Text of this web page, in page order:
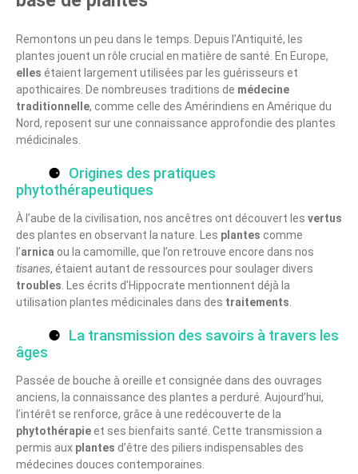
Remontons un peu dans le temps. Depuis l’Antiquité, les
plantes jouent un rôle crucial en matière de santé. En Europe,
elles étaient largement utilisées par les guérisseurs et
apothicaires. De nombreuses traditions de médecine
traditionnelle, comme celle des Amérindiens en Amérique du
Nord, reposent sur une connaissance approfondie des plantes
médicinales.
Origines des pratiques
phytothérapeutiques
À l’aube de la civilisation, nos ancêtres ont découvert les vertus
des plantes en observant la nature. Les plantes comme
l’arnica ou la camomille, que l’on retrouve encore dans nos
tisanes, étaient autant de ressources pour soulager divers
troubles . Les écrits d’Hippocrate mentionnent déjà la
utilisation plantes médicinales dans des traitements
La transmission des savoirs à travers les
âges
Passée de bouche à oreille et consignée dans des ouvrages
anciens, la connaissance des plantes a perduré. Aujourd’hui,
l’intérêt se renforce, grâce à une redécouverte de la
phytothérapieet ses bienfaits santé. Cette transmission a
permis aux plantes d’être des piliers indispensables des
médecines douces contemporaines.